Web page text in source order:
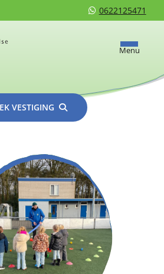
0622125471
Menu
VESTIGING